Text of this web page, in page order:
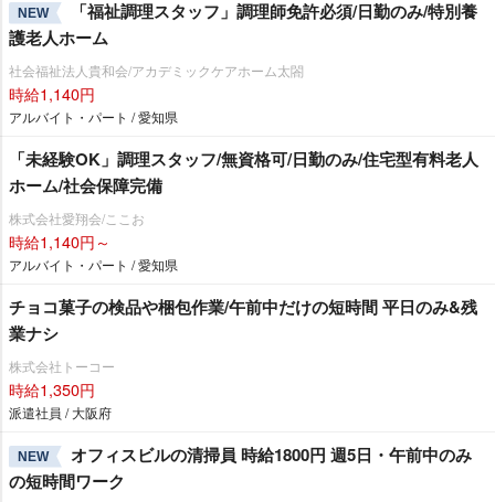
NEW
「福祉調理スタッフ」調理師免許必須/日勤のみ/特別養
護老人ホーム
社会福祉法人貴和会/アカデミックケアホーム太閤
時給1,140円
アルバイト・パート / 愛知県
「未経験OK」調理スタッフ/無資格可/日勤のみ/住宅型有料老人
ホーム/社会保障完備
株式会社愛翔会/ここお
時給1,140円～
アルバイト・パート / 愛知県
チョコ菓子の検品や梱包作業/午前中だけの短時間 平日のみ&残
業ナシ
株式会社トーコー
時給1,350円
派遣社員 / 大阪府
NEW
オフィスビルの清掃員 時給1800円 週5日・午前中のみ
の短時間ワーク